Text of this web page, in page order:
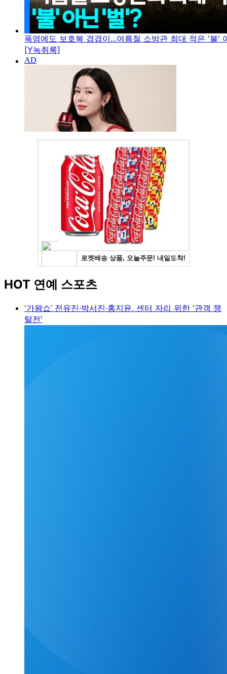
폭염에도 보호복 겹겹이...여름철 소방관 최대 적은 '불'
[Y녹취록]
HOT 연예 스포츠
'가왕쇼’ 전유진·박서진·홍지윤, 센터 자리 위한 '관객 쟁
탈전'